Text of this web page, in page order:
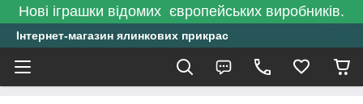
Нові іграшки відомих європейських виробників.
Інтернет-магазин ялинкових прикрас